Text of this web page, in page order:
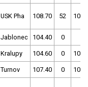
USK Pha 108.70 52
Jablonec 104.40 0
Kralupy 104.60 0
Turnov 107.40 0